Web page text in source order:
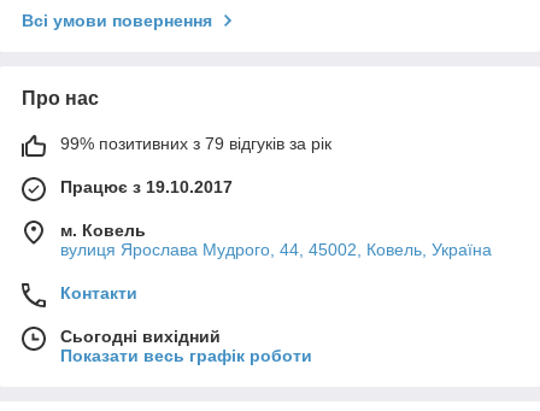
Всі умови повернення
Про нас
99% позитивних з 79 відгуків за рік
Працює з 19.10.2017
м. Ковель
вулиця Ярослава Мудрого, 44, 45002, Ковель, Україна
Контакти
Сьогодні вихідний
Показати весь графік роботи